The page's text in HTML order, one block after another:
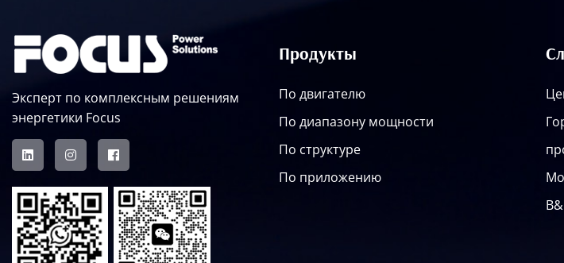
Эксперт по комплексным решениям
энергетики Focus
Продукты
По двигателю
По диапазону мощности
По структуре
По приложению